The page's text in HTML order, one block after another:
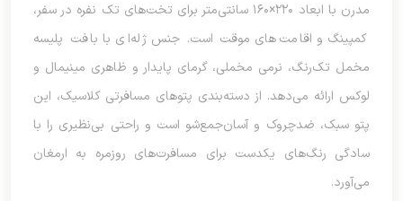
مدرن با ابعاد ۲۲۰×۱۶۰ سانتی‌متر برای تخت‌های تک نفره در سفر،
کمپینگ و اقامت‌های موقت است. جنس ژله‌ای با بافت پلیسه
مخمل تک‌رنگ، نرمی مخملی، گرمای پایدار و ظاهری مینیمال و
لوکس ارائه می‌دهد. از دسته‌بندی پتوهای مسافرتی کلاسیک، این
پتو سبک، ضدچروک و آسان‌جمع‌شو است و راحتی بی‌نظیری را با
سادگی رنگ‌های یکدست برای مسافرت‌های روزمره به ارمغان
می‌آورد.